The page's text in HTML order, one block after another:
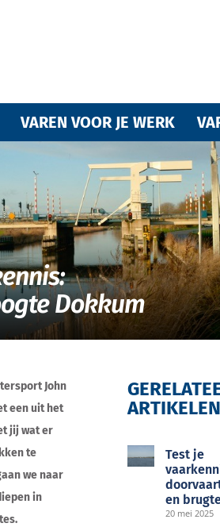
Varende
vrienden
van
EOC
VAREN VOOR JE WERK
Dokkum
John
een uit het
jij wat er
te
we naar
in
ARTIKELEN
Test je
en
20 mei 2025